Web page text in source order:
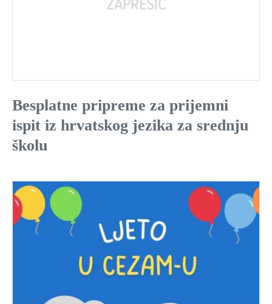
Besplatne pripreme za prijemni
ispit iz hrvatskog jezika za srednju
školu